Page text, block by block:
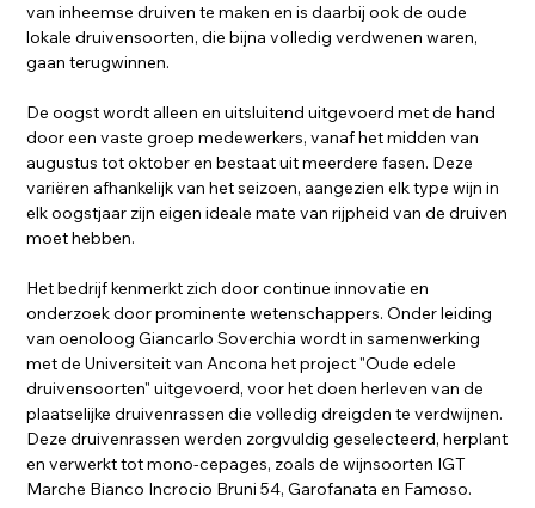
van inheemse druiven te maken en is daarbij ook de oude
lokale druivensoorten, die bijna volledig verdwenen waren,
gaan terugwinnen.
De oogst wordt alleen en uitsluitend uitgevoerd met de hand
door een vaste groep medewerkers, vanaf het midden van
augustus tot oktober en bestaat uit meerdere fasen. Deze
variëren afhankelijk van het seizoen, aangezien elk type wijn in
elk oogstjaar zijn eigen ideale mate van rijpheid van de druiven
moet hebben.
Het bedrijf kenmerkt zich door continue innovatie en
onderzoek door prominente wetenschappers. Onder leiding
van oenoloog Giancarlo Soverchia wordt in samenwerking
met de Universiteit van Ancona het project "Oude edele
druivensoorten" uitgevoerd, voor het doen herleven van de
plaatselijke druivenrassen die volledig dreigden te verdwijnen.
Deze druivenrassen werden zorgvuldig geselecteerd, herplant
en verwerkt tot mono-cepages, zoals de wijnsoorten IGT
Marche Bianco Incrocio Bruni 54, Garofanata en Famoso.